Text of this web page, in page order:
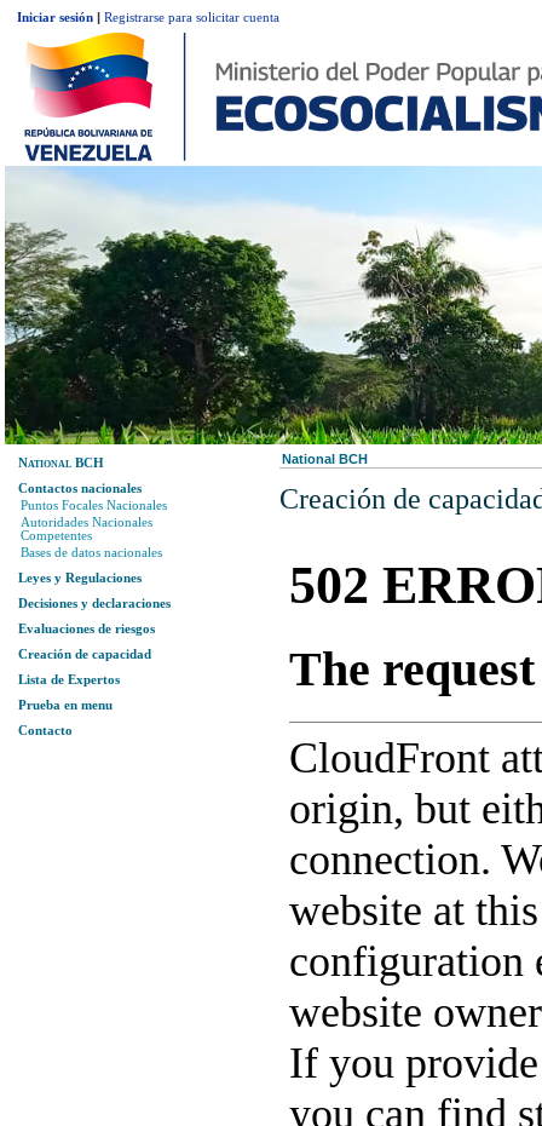
Iniciar sesión | Registrarse para solicitar cuenta
National BCH
Contactos nacionales
Puntos Focales Nacionales
Autoridades Nacionales
Competentes
Bases de datos nacionales
Leyes y Regulaciones
Decisiones y declaraciones
Evaluaciones de riesgos
Creación de capacidad
Lista de Expertos
Prueba en menu
Contacto
National BCH
Creación de